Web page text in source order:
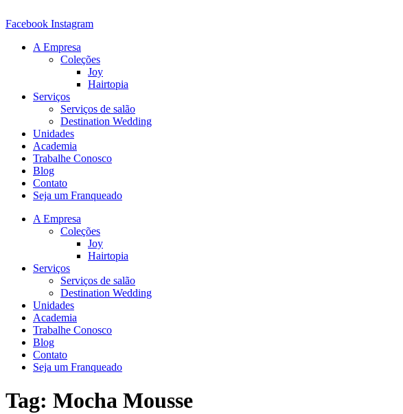
para
conteúdo
Facebook Instagram
A Empresa
Coleções
Joy
Hairtopia
Serviços
Serviços de salão
Destination Wedding
Unidades
Academia
Trabalhe Conosco
Blog
Contato
Seja um Franqueado
A Empresa
Coleções
Joy
Hairtopia
Serviços
Serviços de salão
Destination Wedding
Unidades
Academia
Trabalhe Conosco
Blog
Contato
Seja um Franqueado
Tag: Mocha Mousse